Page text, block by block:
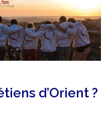
d’Orient ?